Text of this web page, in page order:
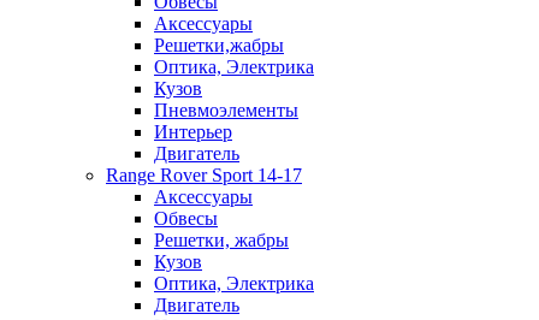
Аксессуары
Решетки,жабры
Оптика, Электрика
Кузов
Пневмоэлементы
Интерьер
Двигатель
Range Rover Sport 14-17
Аксессуары
Обвесы
Решетки, жабры
Кузов
Оптика, Электрика
Двигатель